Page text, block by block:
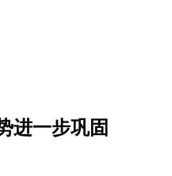
进一步巩固